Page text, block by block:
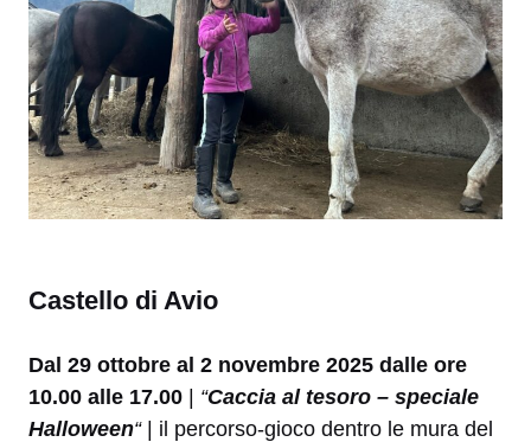
Castello di Avio
Dal 29 ottobre al 2 novembre 2025 dalle ore
10.00 alle 17.00 | “Caccia al tesoro – speciale
Halloween“| il percorso-gioco dentro le mura del